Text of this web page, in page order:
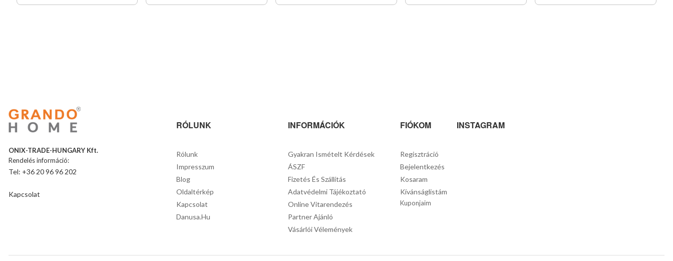
ONIX-TRADE-HUNGARY Kft.
Rendelés információ:
Tel: +36 20 96 96 202
Kapcsolat
RÓLUNK
Rólunk
Impresszum
Blog
Oldaltérkép
Kapcsolat
Danusa.hu
INFORMÁCIÓK
Gyakran Ismételt Kérdések
ÁSZF
Fizetés És Szállítás
Adatvédelmi Tájékoztató
Online Vitarendezés
Partner Ajánló
Vásárlói Vélemények
FIÓKOM
Regisztráció
Bejelentkezés
Kosaram
Kívánságlistám
Kuponjaim
INSTAGRAM